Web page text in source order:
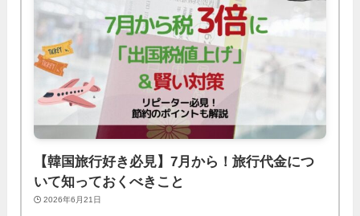
【韓国旅行好き必見】7月から！旅行代金につ
いて知っておくべきこと
2026年6月21日